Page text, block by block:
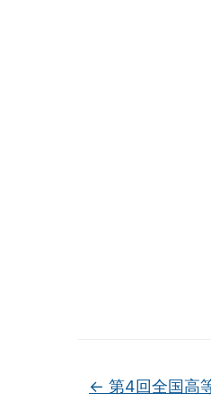
← 第4回全国高